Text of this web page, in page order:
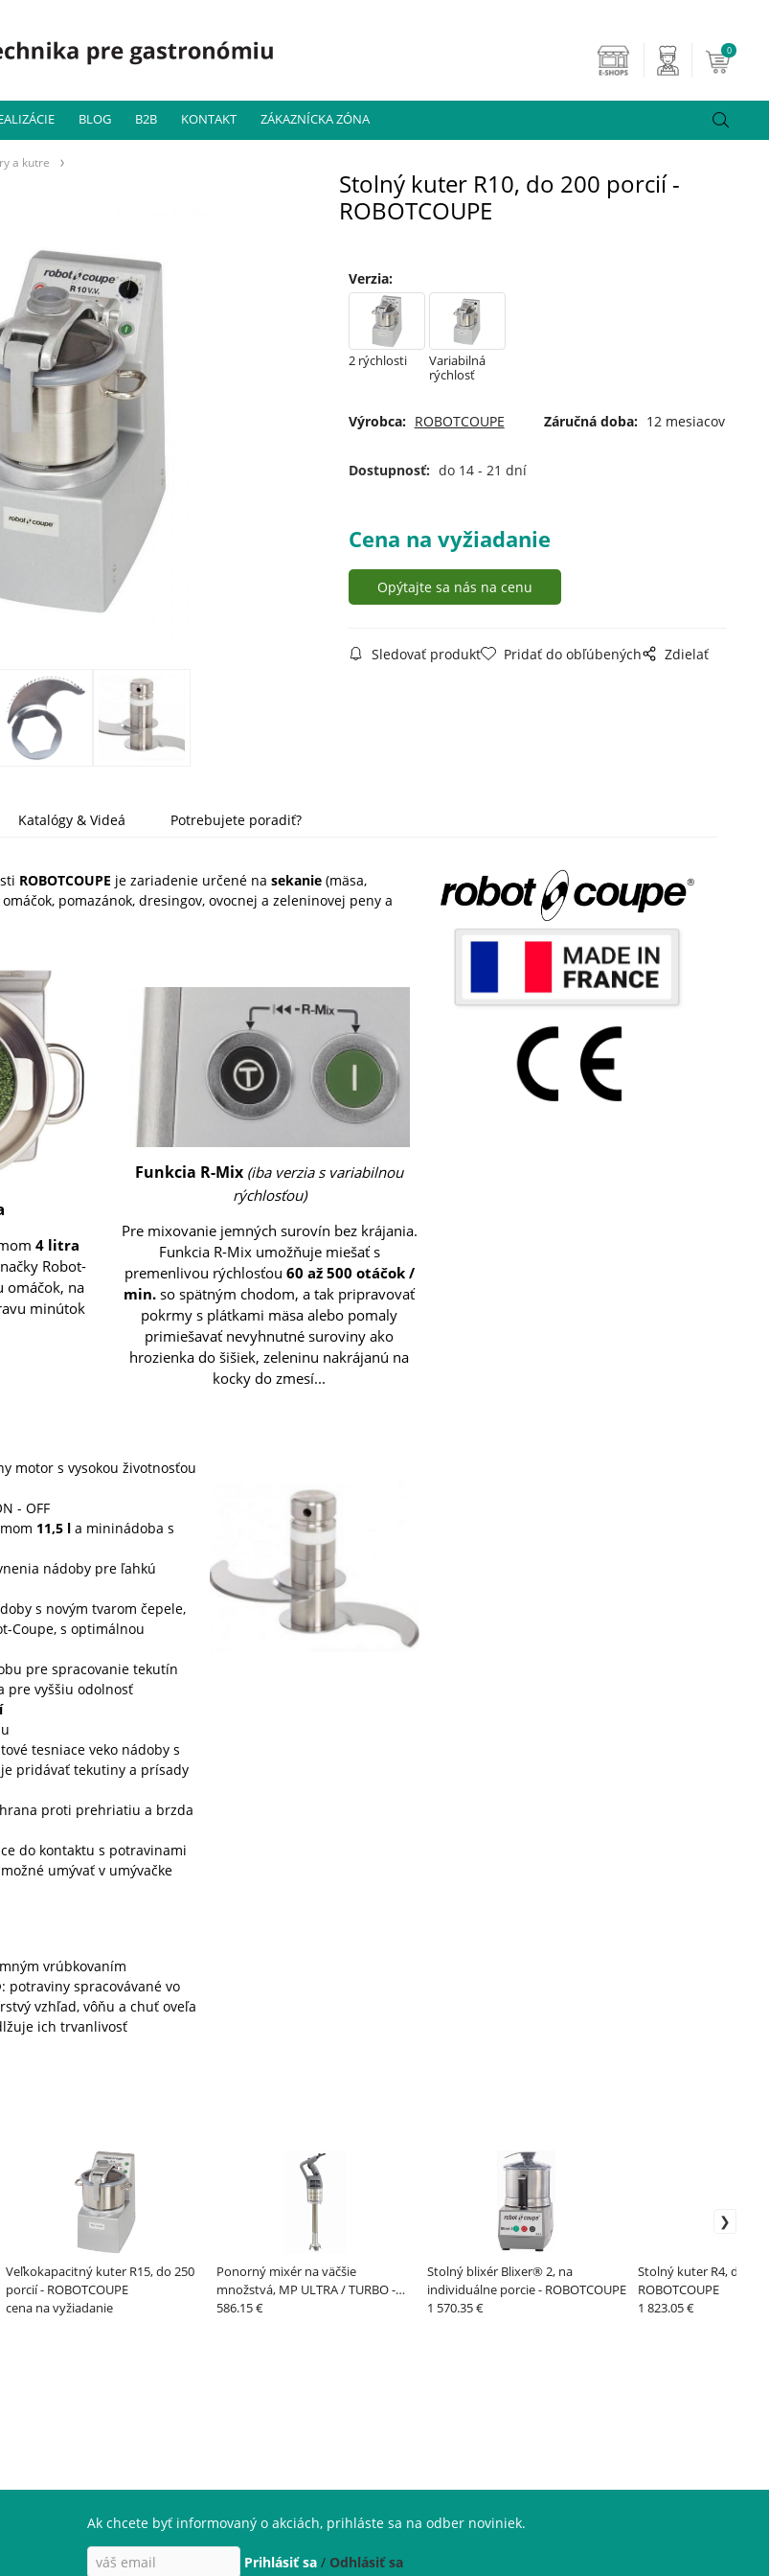
BLOG B2B KONTAKT ZÁKAZNÍCKA ZÓNA
0
a kutre
Stolný kuter R10, do 200 porcií -
ROBOTCOUPE
Verzia:
2 rýchlosti
Variabilná
rýchlosť
Výrobca: ROBOTCOUPE Záručná doba: 12 mesiacov
Dostupnosť: do 14 - 21 dní
Cena na vyžiadanie
Opýtajte sa nás na cenu
Sledovať produkt Pridať do obľúbených Zdielať
Katalógy & Videá Potrebujete poradiť?
ROBOTCOUPE je zariadenie určené na sekanie(mäsa,
pomazánok, dresingov, ovocnej a zeleninovej peny a
4 litra
Robot-
omáčok, na
minútok
Funkcia R-Mix (iba verzia s variabilnou
rýchlosťou)
Pre mixovanie jemných surovín bez krájania.
Funkcia R-Mix umožňuje miešať s
premenlivou rýchlosťou 60 až 500 otáčok /
min. so spätným chodom, a tak pripravovať
pokrmy s plátkami mäsa alebo pomaly
primiešavať nevyhnutné suroviny ako
hrozienka do šišiek, zeleninu nakrájanú na
kocky do zmesí...
motor s vysokou životnosťou
- OFF
11,5la mininádoba s
nádoby pre ľahkú
s novým tvarom čepele,
Coupe, s optimálnou
pre spracovanie tekutín
pre vyššiu odolnosť
tesniace veko nádoby s
pridávať tekutiny a prísady
proti prehriatiu a brzda
do kontaktu s potravinami
umývať v umývačke
vrúbkovaním
: potraviny spracovávané vo
vzhľad, vôňu a chuť oveľa
ich trvanlivosť
Veľkokapacitný kuter R15, do 250
porcií - ROBOTCOUPE
cena na vyžiadanie
Ponorný mixér na väčšie
množstvá, MP ULTRA / TURBO -
ROBOTCOUPE
586.15 €
Stolný blixér Blixer® 2, na
individuálne porcie - ROBOTCOUPE
1 570.35 €
Stolný kuter R4, do 50
ROBOTCOUPE
1 823.05 €
Ak chcete byť informovaný o akciách, prihláste sa na odber noviniek.
Prihlásiť sa / Odhlásiť sa